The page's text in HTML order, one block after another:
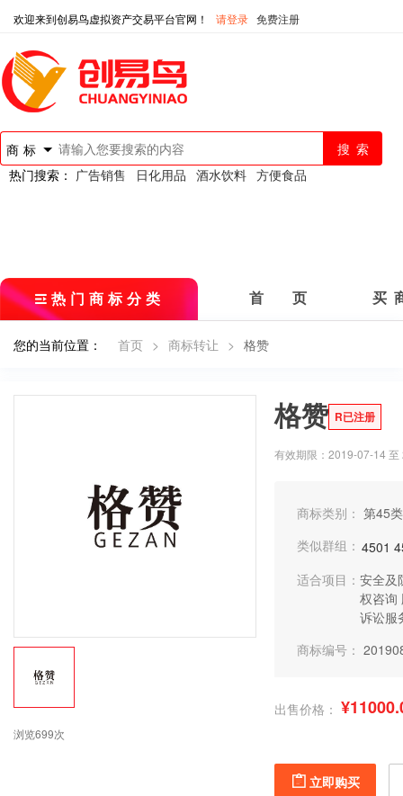
欢迎来到创易鸟虚拟资产交易平台官网！ 请登录 免费注册
商标
热门搜索： 广告销售 日化用品 酒水饮料 方便食品
热门商标分类 首 页 买
您的当前位置： 首页 > 商标转让 > 格赞
浏览699次
格赞 R已注册
有效期限：2019-07-14
商标类别： 第45
类似群组： 4501
适合项目： 安全及
权咨询
诉讼服
商标编号：
出售价格：
立即购买